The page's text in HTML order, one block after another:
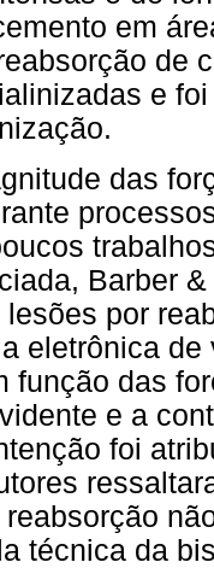
em
de
e
das
Barber
por
eletrônica de
função das
e a
foi
técnica da